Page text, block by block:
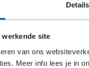
Details
site
van ons
Meer info lees je in